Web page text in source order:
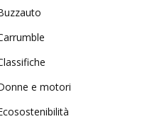
e motori